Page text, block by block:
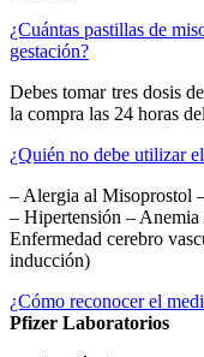
¿Cuántas pastillas de
gestación?
Debes tomar tres dosis
la compra las 24 horas
¿Quién no debe utilizar
– Alergia al Misoprostol
– Hipertensión – Anemia
Enfermedad cerebro
inducción)
¿Cómo reconocer el
Pfizer Laboratorios